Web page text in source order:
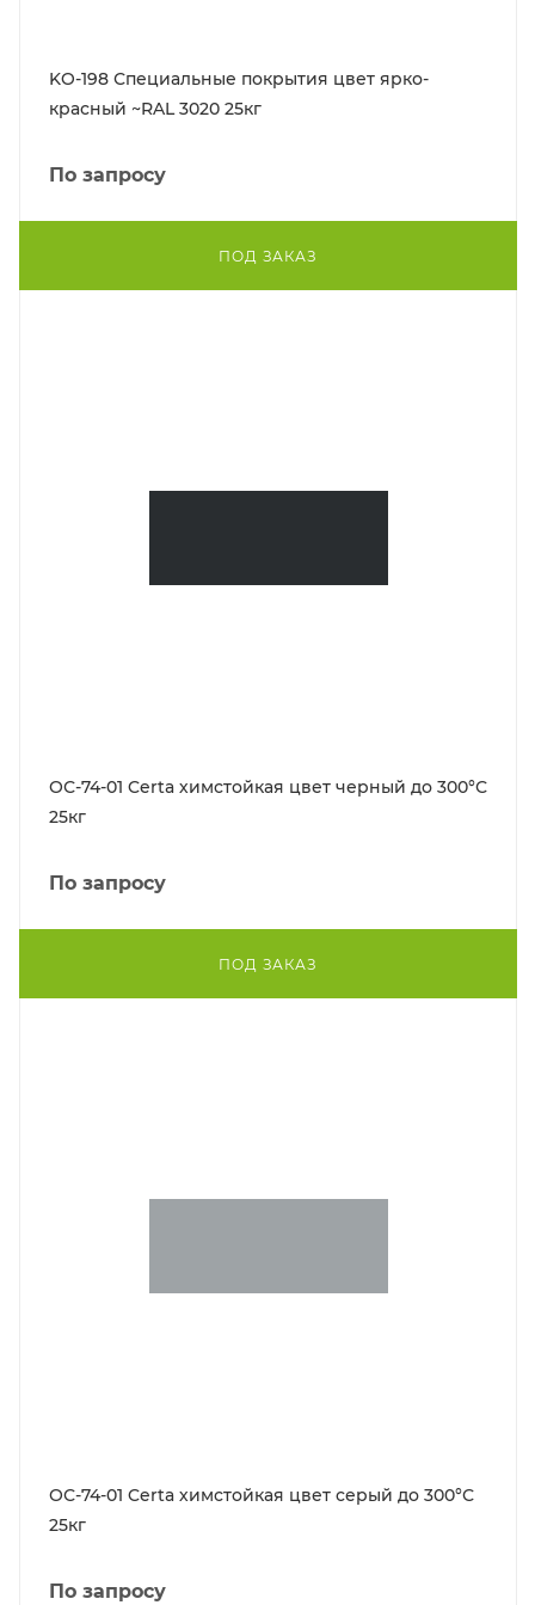
KO-198 Специальные покрытия цвет ярко-
красный ~RAL 3020 25кг
По запросу
ПОД ЗАКАЗ
ОС-74-01 Certa химстойкая цвет черный до 300°С
25кг
По запросу
ПОД ЗАКАЗ
ОС-74-01 Certa химстойкая цвет серый до 300°С
25кг
По запросу